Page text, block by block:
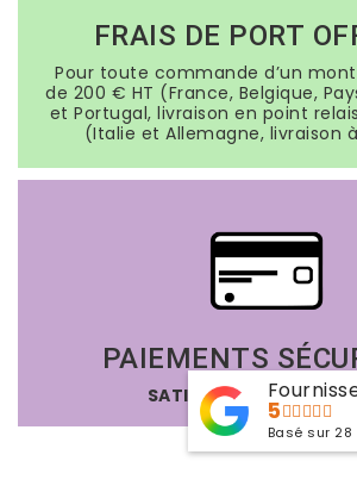
FRAIS DE PORT
Pour toute commande d’un
de 200 € HT (France, Belgique,
et Portugal, livraison en point
(Italie et Allemagne, livraison
PAIEMENTS
SATISFAIT OU
5
Basé sur 28